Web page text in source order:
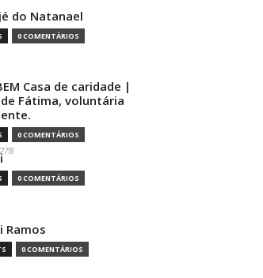
do Natanael
0 COMENTÁRIOS
Casa de caridade |
Fátima, voluntária
0 COMENTÁRIOS
0 COMENTÁRIOS
Ramos
0 COMENTÁRIOS